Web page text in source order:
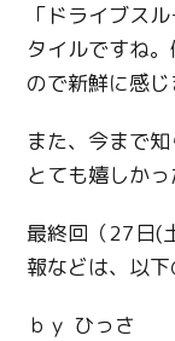
「ドライブス
タイルですね
ので新鮮に感じ
また、今まで
とても嬉しかっ
最終回（27日(
報などは、以下
ｂｙ ひっさ